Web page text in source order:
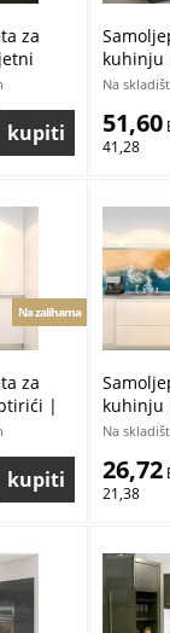
za
kuhinju
Na
51,60
41,28
za
|
Na zalihama
kuhinju
| 180 x
Na
26,72
21,38